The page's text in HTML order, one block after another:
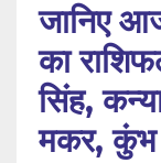
जानिए
का
सिंह,
मकर, कुंभ